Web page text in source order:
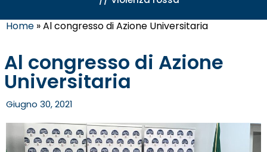
Home »Al congresso di Azione Universitaria
Al congresso di Azione
Universitaria
Giugno 30, 2021